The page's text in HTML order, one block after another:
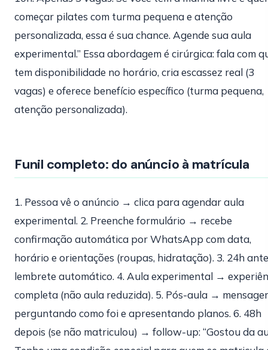
começar pilates com turma pequena e atenção
personalizada, essa é sua chance. Agende sua aula
experimental.” Essa abordagem é cirúrgica: fala com
tem disponibilidade no horário, cria escassez real (3
vagas) e oferece benefício específico (turma pequena,
atenção personalizada).
Funil completo: do anúncio à matrícula
1. Pessoa vê o anúncio → clica para agendar aula
experimental. 2. Preenche formulário → recebe
confirmação automática por WhatsApp com data,
horário e orientações (roupas, hidratação). 3. 24h
lembrete automático. 4. Aula experimental →
completa (não aula reduzida). 5. Pós-aula →
perguntando como foi e apresentando planos. 6. 48h
depois (se não matriculou) → follow-up: “Gostou da